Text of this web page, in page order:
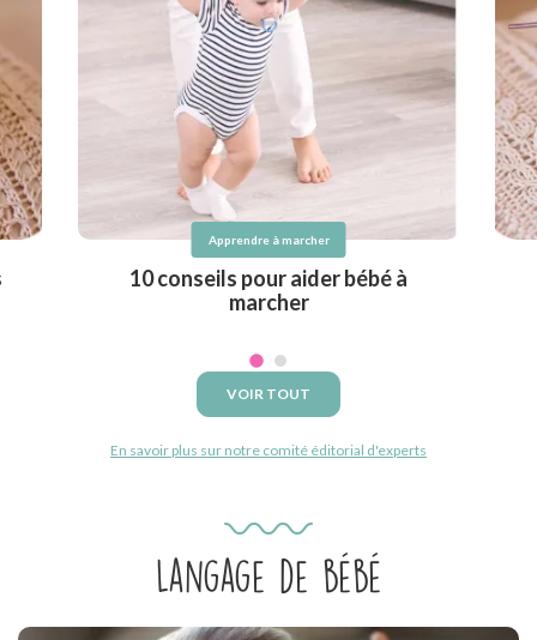
Apprendre à marcher
10 conseils pour aider bébé à
marcher
VOIR TOUT
En savoir plus sur notre comité éditorial d'experts
Langage de bébé